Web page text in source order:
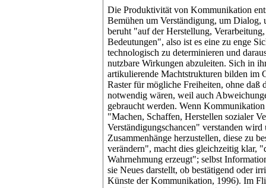
Die Produktivität von Kommunikation
Bemühen um Verständigung, um Dialog,
beruht "auf der Herstellung,
Bedeutungen", also ist es eine zu enge
technologisch zu determinieren und
nutzbare Wirkungen abzuleiten. Sich in
artikulierende Machtstrukturen bilden im
Raster für mögliche Freiheiten, ohne daß
notwendig wären, weil auch
gebraucht werden. Wenn Kommunikation
"Machen, Schaffen, Herstellen sozialer
Verständigungschancen" verstanden
Zusammenhänge herzustellen, diese zu
verändern", macht dies gleichzeitig klar,
Wahrnehmung erzeugt"; selbst
sie Neues darstellt, ob bestätigend oder
Künste der Kommunikation, 1996). Im